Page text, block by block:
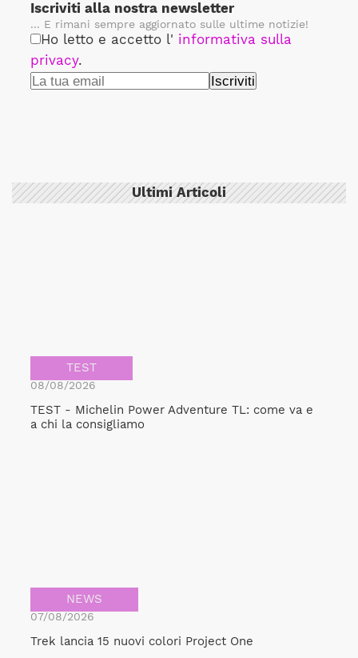
Iscriviti alla nostra newsletter
... E rimani sempre aggiornato sulle ultime notizie!
Ho letto e accetto l' informativa sulla
privacy.
Ultimi Articoli
TEST
08/08/2026
TEST - Michelin Power Adventure TL: come va e
a chi la consigliamo
NEWS
07/08/2026
Trek lancia 15 nuovi colori Project One
Bicicult srl